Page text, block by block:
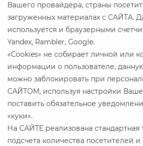
Вашего провайдера, страны
загруженных материалах с САЙТА.
используется и браузерными
Yandex, Rambler, Google.
«Сookies» не собирает личной или
информации о пользователе,
можно заблокировать при
САЙТОМ, используя настройки
поставить обязательное
«куки».
На САЙТЕ реализована стандартная
подсчета количества посетителей